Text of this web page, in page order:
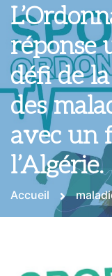
réponse
défi de
des
avec un
l’Algérie.
Accueil